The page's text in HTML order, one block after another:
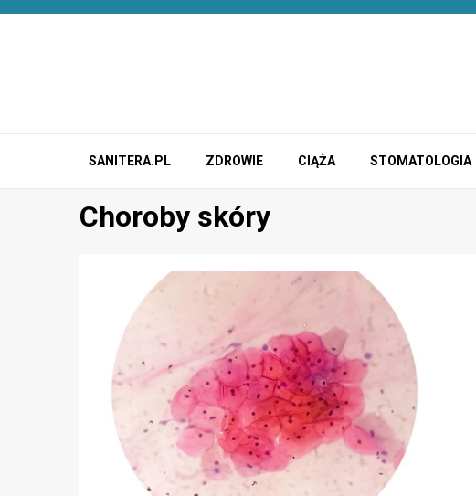
Przejdź
SANITERA.PL ZDROWIE CIĄŻA STOMATOLOGIA
Choroby skóry